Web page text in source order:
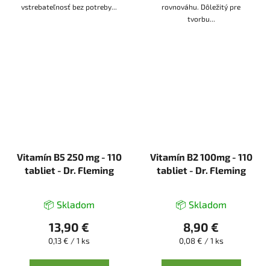
vstrebateľnosť bez potreby...
rovnováhu. Dôležitý pre
tvorbu...
Vitamín B5 250 mg - 110
tabliet - Dr. Fleming
📦 Skladom
13,90 €
Jednotková
0,13 € / 1 ks
Vitamín B2 100mg - 110
tabliet - Dr. Fleming
📦 Skladom
8,90 €
Jednotková
0,08 € / 1 ks